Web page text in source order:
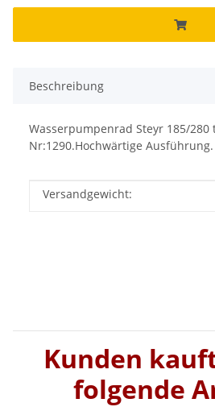
Beschreibung
Wasserpumpenrad Steyr 185/280
Nr:1290.Hochwärtige Ausführung.
Produkteigenschaft
Wert
Versandgewicht:
Kunden
folgende